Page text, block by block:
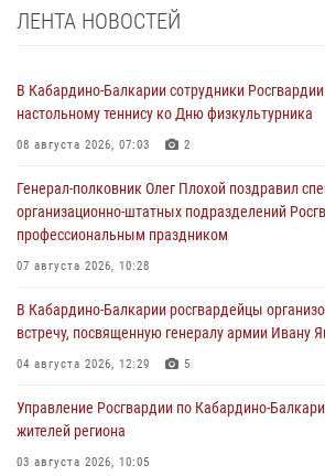
ЛЕНТА НОВОСТЕЙ
В Кабардино-Балкарии сотрудники
настольному теннису ко Дню физкультурника
08 августа 2026, 07:03 2
Генерал-полковник Олег Плохой поздравил
организационно-штатных подразделений
профессиональным праздником
07 августа 2026, 10:28
В Кабардино-Балкарии росгвардейцы
встречу, посвященную генералу армии Ивану
04 августа 2026, 12:29 5
Управление Росгвардии по Кабардино-
жителей региона
03 августа 2026, 10:05